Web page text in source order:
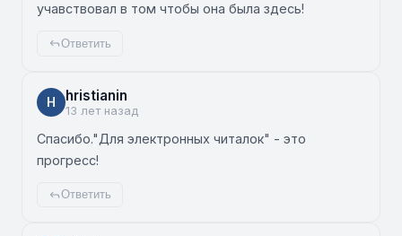
учавствовал в том чтобы она была здесь!
Ответить
H hristianin
13 лет назад
Спасибо."Для электронных читалок" - это
прогресс!
Ответить